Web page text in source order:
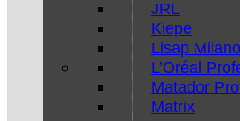
JRL
Kiepe
Lisap Milano
L’Oréal
Matador
Matrix